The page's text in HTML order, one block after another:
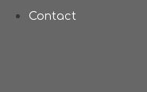
Contact